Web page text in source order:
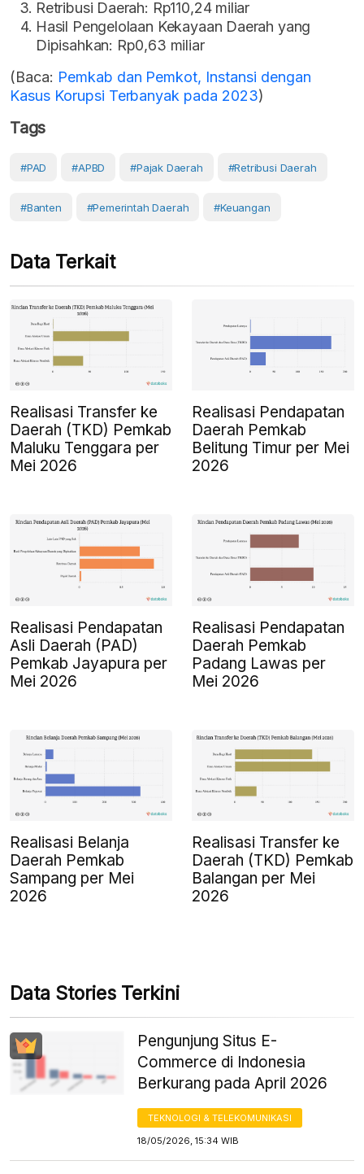
Retribusi Daerah: Rp110,24 miliar
Hasil Pengelolaan Kekayaan Daerah yang
Dipisahkan: Rp0,63 miliar
(Baca: Pemkab dan Pemkot, Instansi dengan
Kasus Korupsi Terbanyak pada 2023)
Tags
#PAD #APBD #pajak Daerah #Retribusi Daerah
#Banten #Pemerintah Daerah #Keuangan
Data Terkait
Realisasi Transfer ke
Daerah (TKD) Pemkab
Maluku Tenggara per
Mei 2026
Realisasi Pendapatan
Daerah Pemkab
Belitung Timur per Mei
2026
Realisasi Pendapatan
Asli Daerah (PAD)
Pemkab Jayapura per
Mei 2026
Realisasi Pendapatan
Daerah Pemkab
Padang Lawas per
Mei 2026
Realisasi Belanja
Daerah Pemkab
Sampang per Mei
2026
Realisasi Transfer ke
Daerah (TKD) Pemkab
Balangan per Mei
2026
Data Stories Terkini
Pengunjung Situs E-
Commerce di Indonesia
Berkurang pada April 2026
TEKNOLOGI & TELEKOMUNIKASI
18/05/2026, 15:34 WIB